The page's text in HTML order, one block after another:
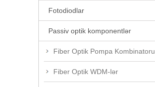
Fotodiodlar
Passiv optik komponentlər
Fiber Optik Pompa Kombinatoru
Fiber Optik WDM-lər